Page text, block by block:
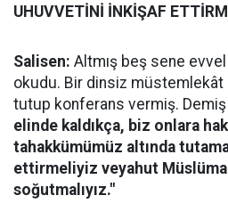
UHUVVETİNİ İNKİŞAF
Salisen: Altmış beş sene
okudu. Bir dinsiz müstemlekât
tutup konferans vermiş. Demiş
elinde kaldıkça, biz onlara
tahakkümümüz altında
ettirmeliyiz veyahut
soğutmalıyız."